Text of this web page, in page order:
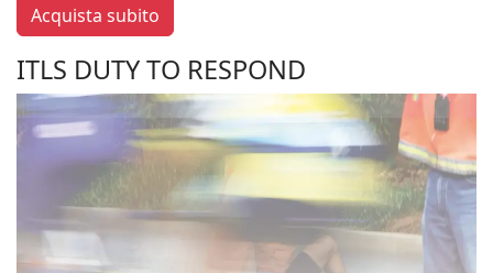
Acquista subito
ITLS DUTY TO RESPOND